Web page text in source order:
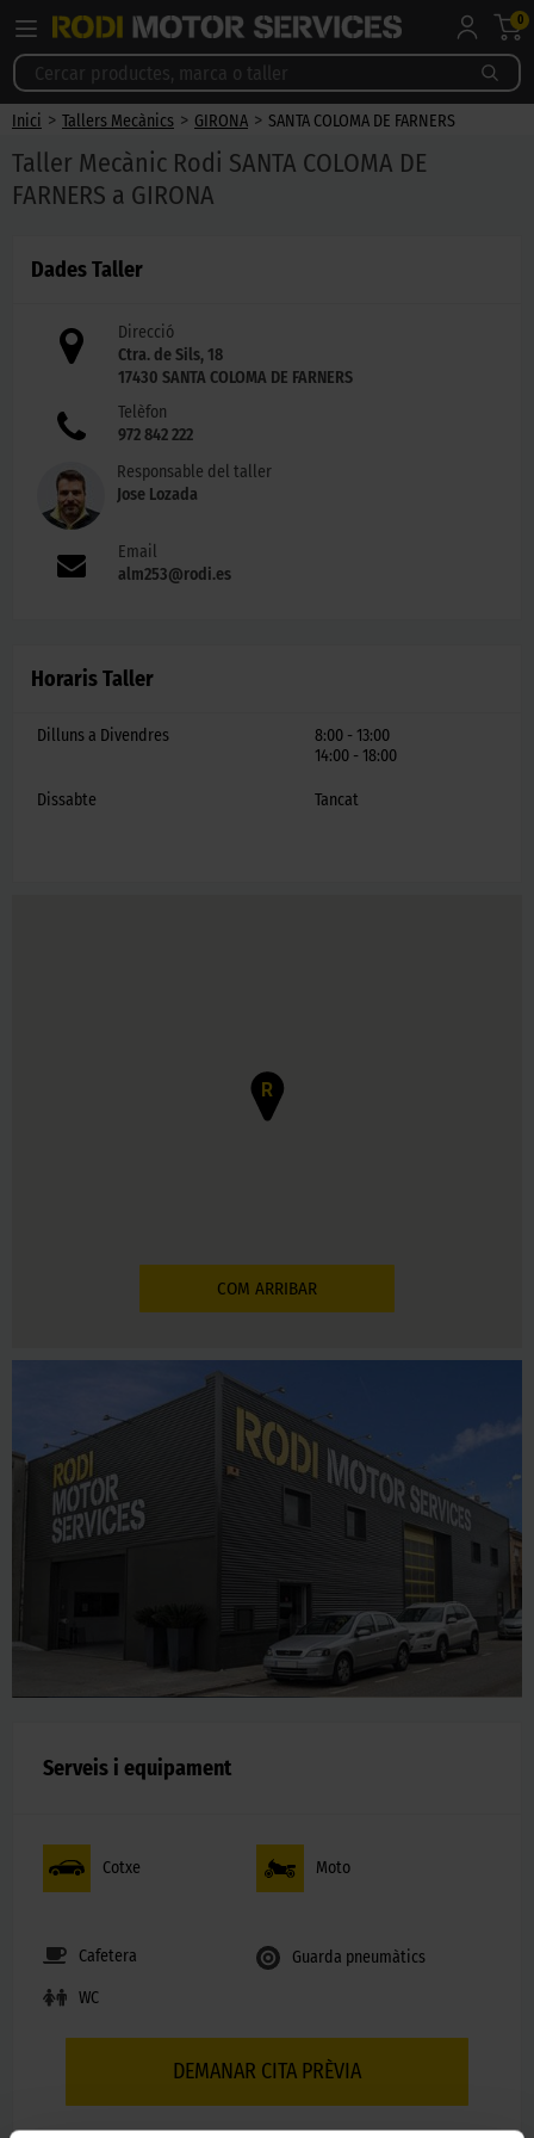
0
Inici > Tallers Mecànics > GIRONA > SANTA COLOMA DE FARNERS
Taller Mecànic Rodi SANTA COLOMA DE
FARNERS a GIRONA
Dades Taller
Direcció
Ctra. de Sils, 18
17430 SANTA COLOMA DE FARNERS
Telèfon
972 842 222
Responsable del taller
Jose Lozada
Email
alm253@rodi.es
Horaris Taller
Dilluns a Divendres
8:00 - 13:00
14:00 - 18:00
Dissabte Tancat
R
COM ARRIBAR
Serveis i equipament
Cotxe Moto
Cafetera
Guarda pneumàtics
WC
DEMANAR CITA PRÈVIA